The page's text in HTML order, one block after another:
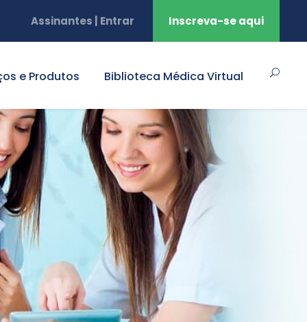
Assinantes | Entrar Inscreva-se aqui
e Produtos Biblioteca Médica Virtual